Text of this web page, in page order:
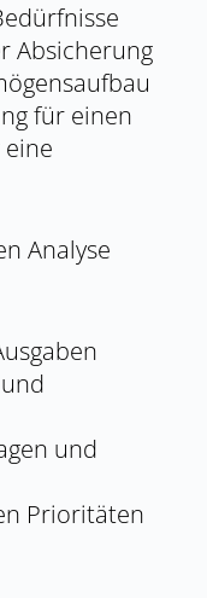
Absicherung
für einen
Analyse
und
Prioritäten